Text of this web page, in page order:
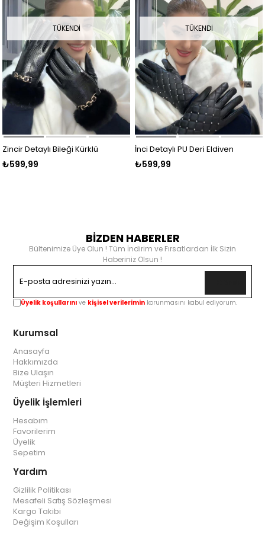
TÜKENDI
Zincir Detaylı Bileği Kürklü
₺599,99
TÜKENDI
İnci Detaylı PU Deri Eldiven
₺599,99
BİZDEN HABERLER
Bültenimize Üye Olun ! Tüm İndirim ve Fırsatlardan İlk Sizin
Haberiniz Olsun !
Üyelik koşullarını ve kişisel verilerimin korunmasını kabul ediyorum.
Kurumsal
Anasayfa
Hakkımızda
Bize Ulaşın
Müşteri Hizmetleri
Üyelik İşlemleri
Hesabım
Favorilerim
Üyelik
Sepetim
Yardım
Gizlilik Politikası
Mesafeli Satış Sözleşmesi
Kargo Takibi
Değişim Koşulları